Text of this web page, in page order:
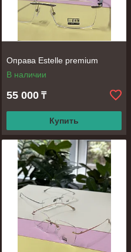
Оправа Estelle premium
В наличии
55 000 ₸
Купить